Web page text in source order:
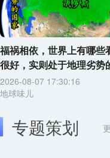
福祸相依，世界上有哪些
很好，实则处于地理劣势
2026-08-07 17:30:16
地球味儿
专题策划